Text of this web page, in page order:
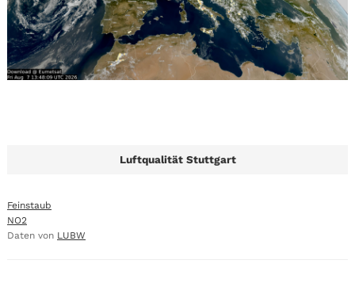
Luftqualität Stuttgart
Feinstaub
NO2
Daten von LUBW